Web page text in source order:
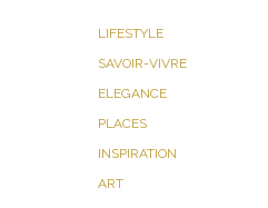
LIFESTYLE
SAVOIR-VIVRE
ELEGANCE
PLACES
INSPIRATION
ART